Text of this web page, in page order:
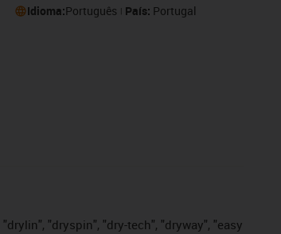
Idioma:Português País: Portugal
"dryspin", "dry-tech", "dryway", "easy